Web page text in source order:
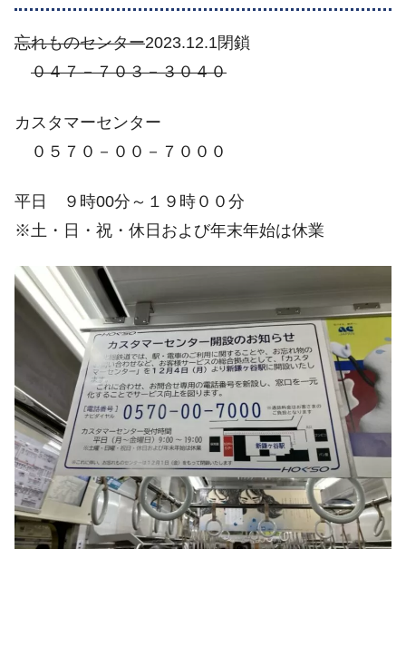
忘れものセンター2023.12.1閉鎖
０４７－７０３－３０４０
カスタマーセンター
０５７０－００－７０００
平日 ９時00分～１９時００分
※土・日・祝・休日および年末年始は休業